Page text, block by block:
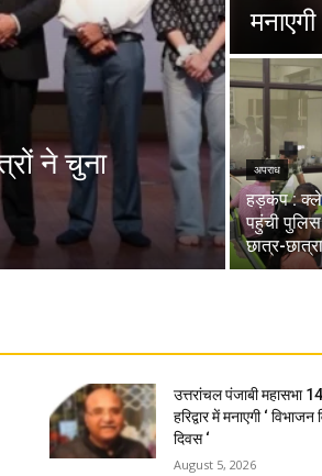
ने चुना
अपराध
हड़कंप :
पहुंची
छात्र-
उत्तरांचल पंजाबी महासभा
हरिद्वार में मनाएगी ‘ विभाजन
दिवस ‘
August 5, 2026